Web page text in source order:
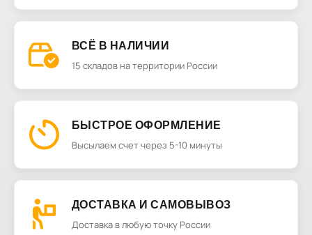
ВСЁ В НАЛИЧИИ
15 складов на территории России
БЫСТРОЕ ОФОРМЛЕНИЕ
Высылаем счет через 5-10 минуты
ДОСТАВКА И САМОВЫВОЗ
Доставка в любую точку России